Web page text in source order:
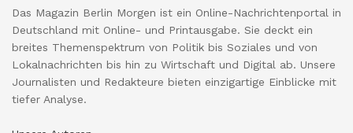
Das Magazin Berlin Morgen ist ein Online-Nachrichtenportal in
Deutschland mit Online- und Printausgabe. Sie deckt ein
breites Themenspektrum von Politik bis Soziales und von
Lokalnachrichten bis hin zu Wirtschaft und Digital ab. Unsere
Journalisten und Redakteure bieten einzigartige Einblicke mit
tiefer Analyse.